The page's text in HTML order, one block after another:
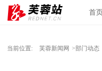
首页
当前位置: 芙蓉新闻网 >部门动态